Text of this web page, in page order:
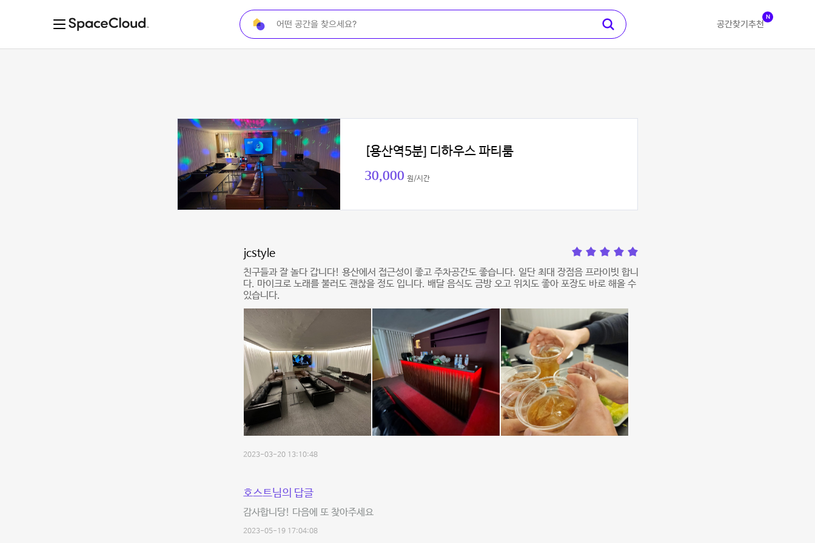
공간찾기 추천
N
[용산역5분] 디하우스 파티룸
30,000 원/시간
jcstyle
친구들과 잘 놀다 갑니다! 용산에서 접근성이 좋고 주차공간도 좋습니다. 일단 최대 장점음 프라이빗 합니
다. 마이크로 노래를 불러도 괜찮을 정도 입니다. 배달 음식도 금방 오고 위치도 좋아 포장도 바로 해올 수
있습니다.
2023-03-20 13:10:48
호스트님의 답글
감사합니당! 다음에 또 찾아주세요
2023-05-19 17:04:08